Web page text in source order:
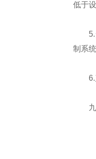
低于
5.安
制系
6.产
九、